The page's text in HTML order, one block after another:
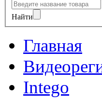
Найти
Главная
Intego